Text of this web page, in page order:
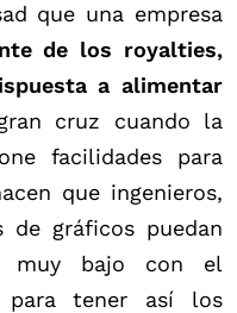
que una empresa
de los royalties,
a alimentar
cruz cuando la
facilidades para
que ingenieros,
de gráficos puedan
muy bajo con el
para tener así los